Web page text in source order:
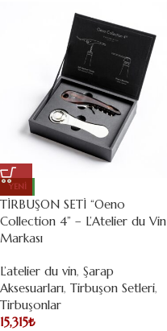
YENI
TİRBUŞON SETİ “Oeno
Collection 4” – L’Atelier du Vin
Markası
L’atelier du vin, Şarap
Aksesuarları, Tirbuşon Setleri,
Tirbuşonlar
15,315₺